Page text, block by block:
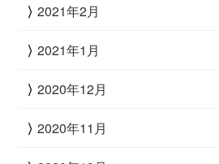
2021年2月
2021年1月
2020年12月
2020年11月